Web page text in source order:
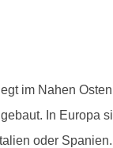
im Nahen Osten
In Europa
oder Spanien.